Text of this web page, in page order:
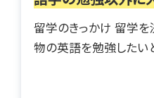
留学のきっかけ 留学
物の英語を勉強したい